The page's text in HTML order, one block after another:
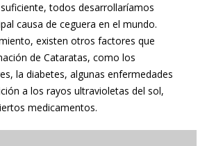
todos desarrollaríamos
causa de ceguera en el mundo.
existen otros factores que
de Cataratas, como los
la diabetes, algunas enfermedades
a los rayos ultravioletas del sol,
medicamentos.